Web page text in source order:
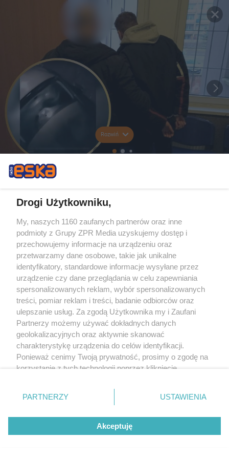
Rozwiń
Drogi Użytkowniku,
My, naszych 1160 zaufanych partnerów oraz inne
podmioty z Grupy ZPR Media uzyskujemy dostęp i
przechowujemy informacje na urządzeniu oraz
przetwarzamy dane osobowe, takie jak unikalne
identyfikatory, standardowe informacje wysyłane przez
urządzenie czy dane przeglądania w celu zapewniania
spersonalizowanych reklam, wybór spersonalizowanych
treści, pomiar reklam i treści, badanie odbiorców oraz
ulepszanie usług. Za zgodą Użytkownika my i Zaufani
Partnerzy możemy używać dokładnych danych
geolokalizacyjnych oraz aktywnie skanować
charakterystykę urządzenia do celów identyfikacji.
Ponieważ cenimy Twoją prywatność, prosimy o zgodę na
korzystanie z tych technologii poprzez kliknięcie
zmienić/wycofać klikając przycisk ustawień prywatności
znajdujący się w lewym dolnym rogu strony
rodzaje przetwarzania danych nie wymagają zgody
użytkownika, ale masz prawo sprzeciwić się takiemu
przetwarzaniu. Preferencje będą miały zastosowanie tylko
PARTNERZY USTAWIENIA
Akceptuję